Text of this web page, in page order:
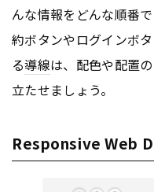
んな情報をどんな順番
約ボタンやログインボ
る導線は、配色や配置
立たせましょう。
Responsive Web